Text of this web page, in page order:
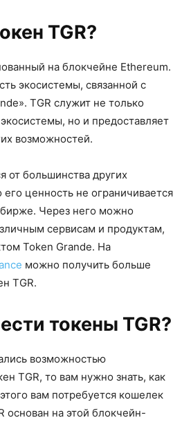
TGR?
на блокчейне Ethereum.
экосистемы, связанной с
TGR служит не только
но и предоставляет
возможностей.
от большинства других
ценность не ограничивается
Через него можно
сервисам и продуктам,
Token Grande. На
можно получить больше
TGR.
токены TGR?
возможностью
TGR, то вам нужно знать, как
вам потребуется кошелек
основан на этой блокчейн-